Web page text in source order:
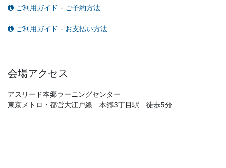
ご利用ガイド - ご予約方法
ご利用ガイド - お支払い方法
会場アクセス
アスリード本郷ラーニングセンター
東京メトロ・都営大江戸線 本郷3丁目駅 徒歩5分